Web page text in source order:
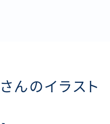
んのイラスト